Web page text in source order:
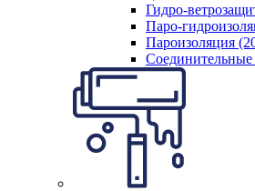
Гидро-
Паро-
Пароизоляция